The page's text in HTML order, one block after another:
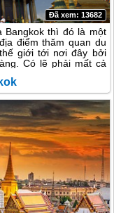
Bangkok thì đó là một
điểm thăm quan du
giới tới nơi đây bởi
Có lẽ phải mất cả
tham quan nức danh
và hấp dẫn du khách
Đã xem: 13682